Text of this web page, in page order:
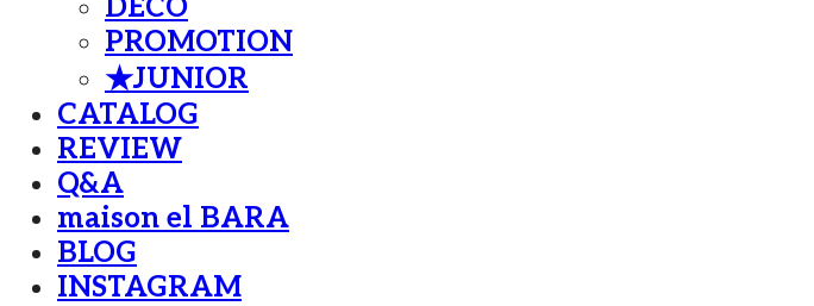
DECO
PROMOTION
★JUNIOR
CATALOG
REVIEW
Q&A
maison el BARA
BLOG
INSTAGRAM